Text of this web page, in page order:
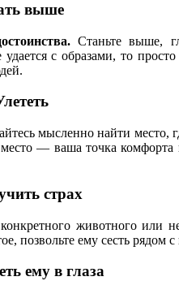
выше
Станьте выше,
с образами, то
мысленно найти место,
— ваша точка
страх
животного или
позвольте ему сесть рядом
ему в глаза